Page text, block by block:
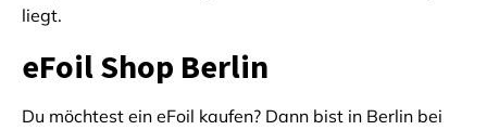
liegt.
eFoil Shop Berlin
Du möchtest ein eFoil kaufen? Dann bist in Berlin bei